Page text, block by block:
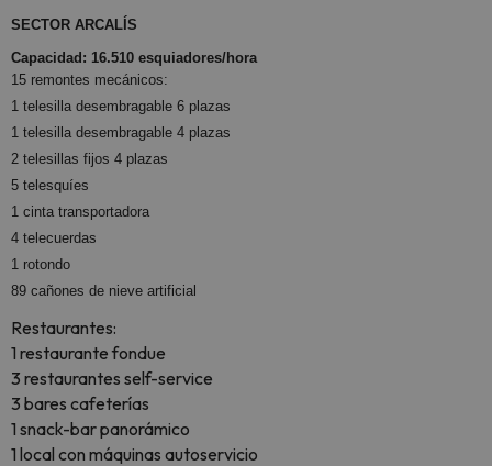
SECTOR ARCALÍS
Capacidad: 16.510 esquiadores/hora
15 remontes mecánicos:
1 telesilla desembragable 6 plazas
1 telesilla desembragable 4 plazas
2 telesillas fijos 4 plazas
5 telesquíes
1 cinta transportadora
4 telecuerdas
1 rotondo
89 cañones de nieve artificial
Restaurantes:
1 restaurante fondue
3 restaurantes self-service
3 bares cafeterías
1 snack-bar panorámico
1 local con máquinas autoservicio